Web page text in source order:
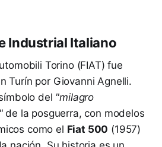
Industrial Italiano
Torino (FIAT) fue
Turín por Giovanni Agnelli.
del "milagro
de la posguerra, con modelos
como el Fiat 500 (1957)